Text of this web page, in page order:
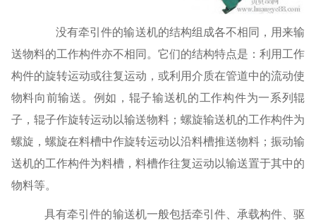
没有牵引件的输送机的结构组成各不相同，用来输
送物料的工作构件亦不相同。它们的结构特点是：利用工作
构件的旋转运动或往复运动，或利用介质在管道中的流动使
物料向前输送。例如，辊子输送机的工作构件为一系列辊
子，辊子作旋转运动以输送物料；螺旋输送机的工作构件为
螺旋，螺旋在料槽中作旋转运动以沿料槽推送物料；振动输
送机的工作构件为料槽，料槽作往复运动以输送置于其中的
物料等。
具有牵引件的输送机一般包括牵引件、承载构件、驱